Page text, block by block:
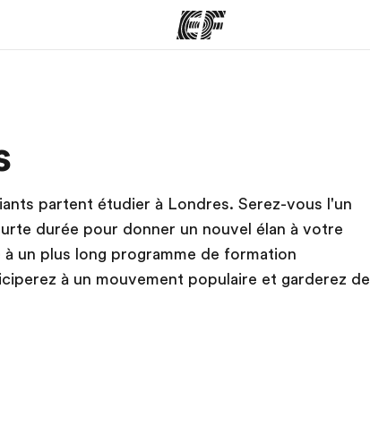
partent étudier à Londres. Serez-vous l'un
durée pour donner un nouvel élan à votre
un plus long programme de formation
à un mouvement populaire et garderez de